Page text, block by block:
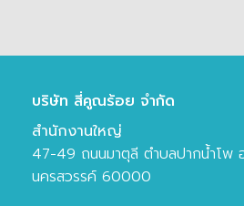
บริษัท สี่คูณร้อย จำกัด
สำนักงานใหญ่
47-49 ถนนมาตุลี ตำบลปากน้ำโพ
นครสวรรค์ 60000